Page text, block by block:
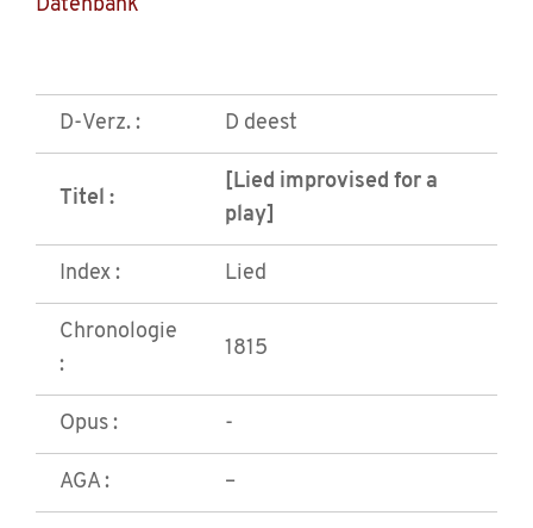
Datenbank
D-Verz. : D deest
Titel :
[Lied improvised for a
play]
Index : Lied
Chronologie
:
1815
Opus : -
AGA : –